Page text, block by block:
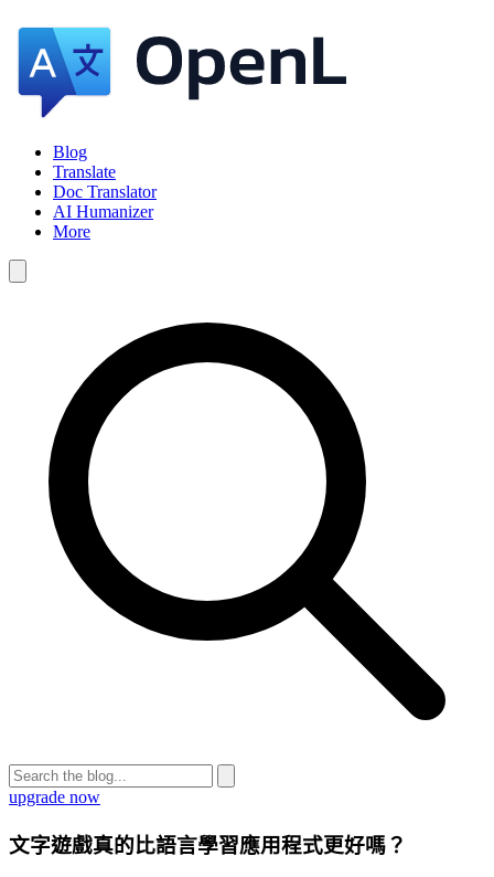
Blog
Translate
Doc Translator
AI Humanizer
More
upgrade now
文字遊戲真的比語言學習應用程式更好嗎？